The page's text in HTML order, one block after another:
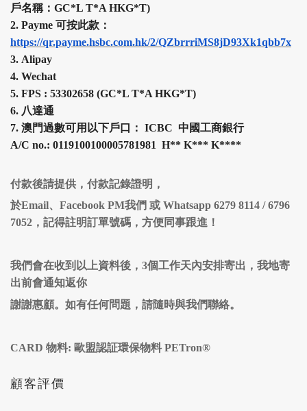
戶名稱：GC*L T*A HKG*T)
2. Payme 可按此款：
https://qr.payme.hsbc.com.hk/2/QZbrrriMS8jD93Xk1qbb7x
3. Alipay
4. Wechat
5. FPS : 53302658 (GC*L T*A HKG*T)
6. 八達通
7. 澳門過數可用以下戶口： ICBC 中國工商銀行
A/C no.: 0119100100005781981 H** K*** K****
付款後請提供，付款記錄證明，
於Email、Facebook PM我們 或 Whatsapp 6279 8114 / 6796
7052，記得註明訂單號碼，方便同事跟進！
我們會在收到以上資料後，3個工作天內安排寄出，我地寄
出前會通知返你
謝謝惠顧。如有任何問題，請隨時與我們聯絡。
CARD 物料: 歐盟認証環保物料 PETron®
顧客評價